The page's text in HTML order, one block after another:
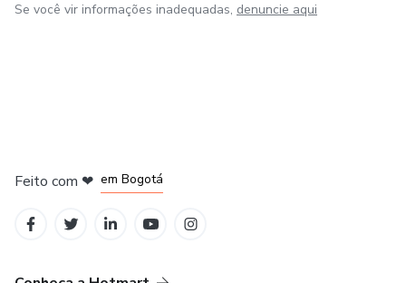
Se você vir informações inadequadas, denuncie aqui
Feito com ❤ em Bogotá